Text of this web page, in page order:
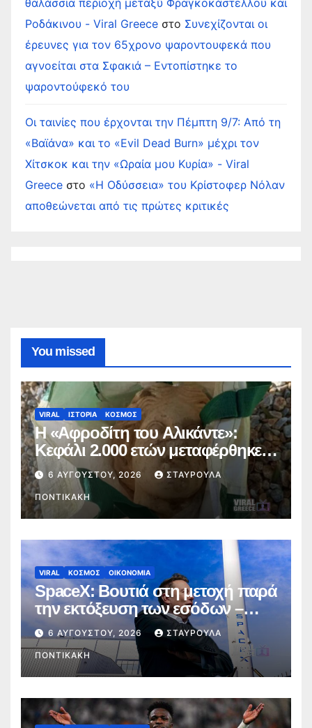
Ροδάκινου - Viral Greece στο Συνεχίζονται οι
έρευνες για τον 65χρονο ψαροντουφεκά που
αγνοείται στα Σφακιά – Εντοπίστηκε το
ψαροντούφεκό του
Οι ταινίες που έρχονται την Πέμπτη 9/7: Από τη
«Βαϊάνα» και το «Evil Dead Burn» μέχρι τον
Χίτσκοκ και την «Ωραία μου Κυρία» - Viral
Greece στο «Η Οδύσσεια» του Κρίστοφερ Νόλαν
αποθεώνεται από τις πρώτες κριτικές
You missed
VIRAL ΙΣΤΟΡΙΑ ΚΟΣΜΟΣ
Η «Αφροδίτη του Αλικάντε»:
Κεφάλι 2.000 ετών μεταφέρθηκε
σε σακούλα σούπερ μάρκετ
6 ΑΥΓΟΎΣΤΟΥ, 2026 ΣΤΑΥΡΟΎΛΑ
ΠΟΝΤΙΚΆΚΗ
VIRAL ΚΟΣΜΟΣ ΟΙΚΟΝΟΜΙΑ
SpaceX: Βουτιά στη μετοχή παρά
την εκτόξευση των εσόδων –
Ανησυχία για τις επενδύσεις στην
AI
6 ΑΥΓΟΎΣΤΟΥ, 2026 ΣΤΑΥΡΟΎΛΑ
ΠΟΝΤΙΚΆΚΗ